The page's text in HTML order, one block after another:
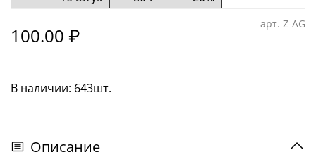
арт. Z-AG
100.00 ₽
В наличии: 643шт.
Описание